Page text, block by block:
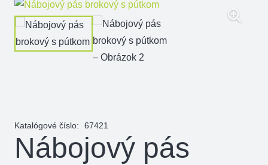
Katalógové číslo: 67421
Nábojový pás